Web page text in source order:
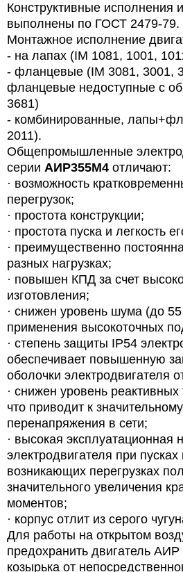
Конструктивные исполнения
выполнены по ГОСТ 2479-79.
Монтажное исполнение
- на лапах (IM 1081, 1001,
- фланцевые (IM 3081, 3001,
фланцевые недоступные с
3681)
- комбинированные,
2011).
Общепромышленные
серии АИР355М4 отличают:
· возможность
перегрузок;
· простота конструкции;
· простота пуска и легкость
· преимущественно
разных нагрузках;
· повышен КПД за счет
изготовления;
· снижен уровень шума (до
применения высокоточных
· степень защиты IP54
обеспечивает повышенную
оболочки электродвигателя
· снижен уровень
что приводит к
перенапряжения в сети;
· высокая эксплуатационная
электродвигателя при
возникающих перегрузках
значительного увеличения
моментов;
· корпус отлит из серого
Для работы на открытом
предохранить двигатель
козырька от